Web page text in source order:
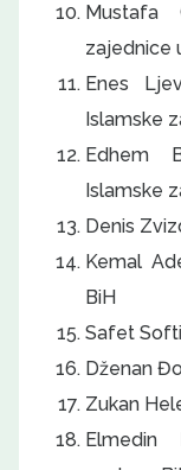
Mustafa
zajednice
Enes
Islamske
Edhem
Islamske
Denis
Kemal
BiH
Safet
Dženan
Zukan
Elmedin